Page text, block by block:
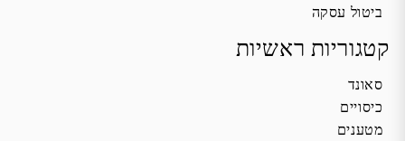
ביטול עסקה
קטגוריות ראשיות
סאונד
כיסויים
מטענים